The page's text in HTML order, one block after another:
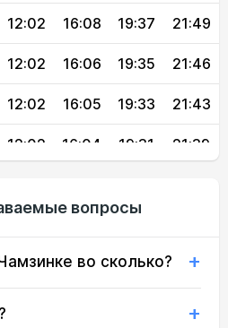
12:02 16:08 19:37 21:49
12:02 16:06 19:35 21:46
12:02 16:05 19:33 21:43
12:02 16:04 19:31 21:39
12:01 16:01 19:24 21:28
21:25
вопросы
во сколько?